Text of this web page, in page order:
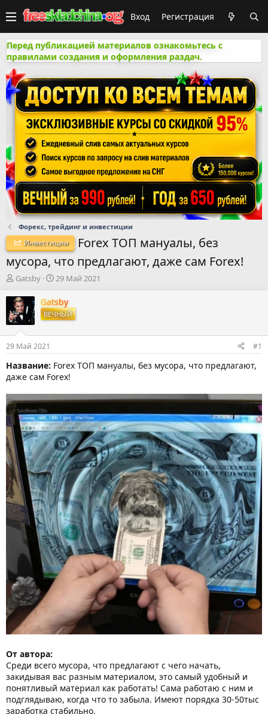
Вход Регистрация
Перед публикацией материалов ознакомьтесь с
правилами создания и оформления раздач.
Форекс, трейдинг и инвестиции
Инвестиции
Forex ТОП мануалы, без
мусора, что предлагают, даже сам Forex!
А
т
о
р
т
е
м
ы
Gatsby
Д
т
а
н
а
л
а
29 Май 2021
Gatsby
ВЕЧНЫЙ
29 Май 2021 #1
Название: Forex ТОП мануалы, без мусора, что предлагают,
даже сам Forex!
От автора:
Среди всего мусора, что предлагают с чего начать,
закидывая вас разным материалом, это самый удобный и
понятливый материал как работать! Сама работаю с ним и
подглядываю, когда что то забыла. Имеют порядка 30-50тыс
заработка стабильно.